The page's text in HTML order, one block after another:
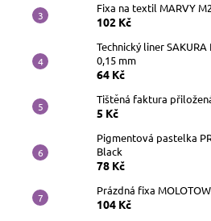
Fixa na textil MARVY
102 Kč
Technický liner
0,15 mm
64 Kč
Tištěná faktura
5 Kč
Pigmentová pastelka
Black
78 Kč
Prázdná fixa
104 Kč